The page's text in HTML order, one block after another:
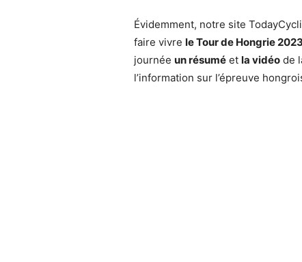
Évidemment, notre site
faire vivre le Tour de Hongrie 2023
journée un résumé et la vidéo de
l’information sur l’épreuve